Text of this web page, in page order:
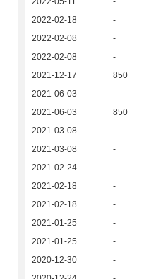
2022-02-18
-
2022-02-08
-
2022-02-08
-
2021-12-17
850
2021-06-03
-
2021-06-03
850
2021-03-08
-
2021-03-08
-
2021-02-24
-
2021-02-18
-
2021-02-18
-
2021-01-25
-
2021-01-25
-
2020-12-30
-